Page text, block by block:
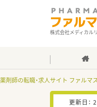
株式会社メディカル
薬剤師の転職・求人サイト ファルマ
更新日：